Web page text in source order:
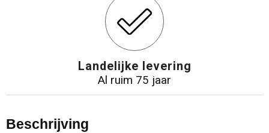
Landelijke levering
Al ruim 75 jaar
Beschrijving